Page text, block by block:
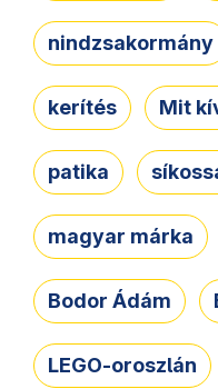
nindzsakormány
kerítés Mit
patika
magyar márka
Bodor Ádám
LEGO-oroszlán